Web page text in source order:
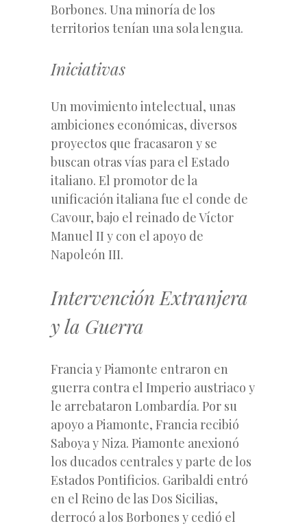
Borbones. Una minoría de los
territorios tenían una sola lengua.
Iniciativas
Un movimiento intelectual, unas
ambiciones económicas, diversos
proyectos que fracasaron y se
buscan otras vías para el Estado
italiano. El promotor de la
unificación italiana fue el conde de
Cavour, bajo el reinado de Víctor
Manuel II y con el apoyo de
Napoleón III.
Intervención Extranjera
y la Guerra
Francia y Piamonte entraron en
guerra contra el Imperio austriaco y
le arrebataron Lombardía. Por su
apoyo a Piamonte, Francia recibió
Saboya y Niza. Piamonte anexionó
los ducados centrales y parte de los
Estados Pontificios. Garibaldi entró
en el Reino de las Dos Sicilias,
derrocó a los Borbones y cedió el